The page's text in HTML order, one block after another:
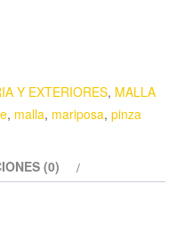
Y EXTERIORES, MALLA
, malla, mariposa, pinza
(0)